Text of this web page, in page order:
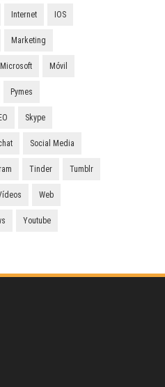
Internet IOS
Marketing
Microsoft Móvil
Pymes
Skype
Social Media
Tinder Tumblr
Web
Youtube